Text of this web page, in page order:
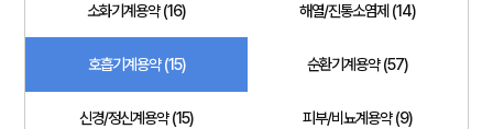
소화기계용약 (16) 해열/진통소염제 (14)
호흡기계용약 (15) 순환기계용약 (57)
신경/정신계용약 (15) 피부/비뇨계용약 (9)